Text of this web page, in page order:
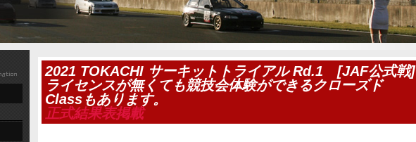
2021 TOKACHI サーキットトライアル Rd.1 [JAF公式戦]
ライセンスが無くても競技会体験ができるクローズド
Classもあります。
正式結果表掲載